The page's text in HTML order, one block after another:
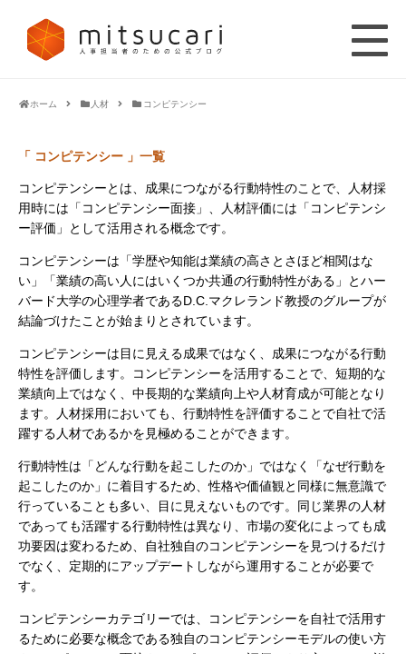
ホーム 人材 コンピテンシー
「 コンピテンシー 」一覧
コンピテンシーとは、成果につながる行動特性のことで、人材採
用時には「コンピテンシー面接」、人材評価には「コンピテンシ
ー評価」として活用される概念です。
コンピテンシーは「学歴や知能は業績の高さとさほど相関はな
い」「業績の高い人にはいくつか共通の行動特性がある」とハー
バード大学の心理学者であるD.C.マクレランド教授のグループが
結論づけたことが始まりとされています。
コンピテンシーは目に見える成果ではなく、成果につながる行動
特性を評価します。コンピテンシーを活用することで、短期的な
業績向上ではなく、中長期的な業績向上や人材育成が可能となり
ます。人材採用においても、行動特性を評価することで自社で活
躍する人材であるかを見極めることができます。
行動特性は「どんな行動を起こしたのか」ではなく「なぜ行動を
起こしたのか」に着目するため、性格や価値観と同様に無意識で
行っていることも多い、目に見えないものです。同じ業界の人材
であっても活躍する行動特性は異なり、市場の変化によっても成
功要因は変わるため、自社独自のコンピテンシーを見つけるだけ
でなく、定期的にアップデートしながら運用することが必要で
す。
コンピテンシーカテゴリーでは、コンピテンシーを自社で活用す
るために必要な概念である独自のコンピテンシーモデルの使い方